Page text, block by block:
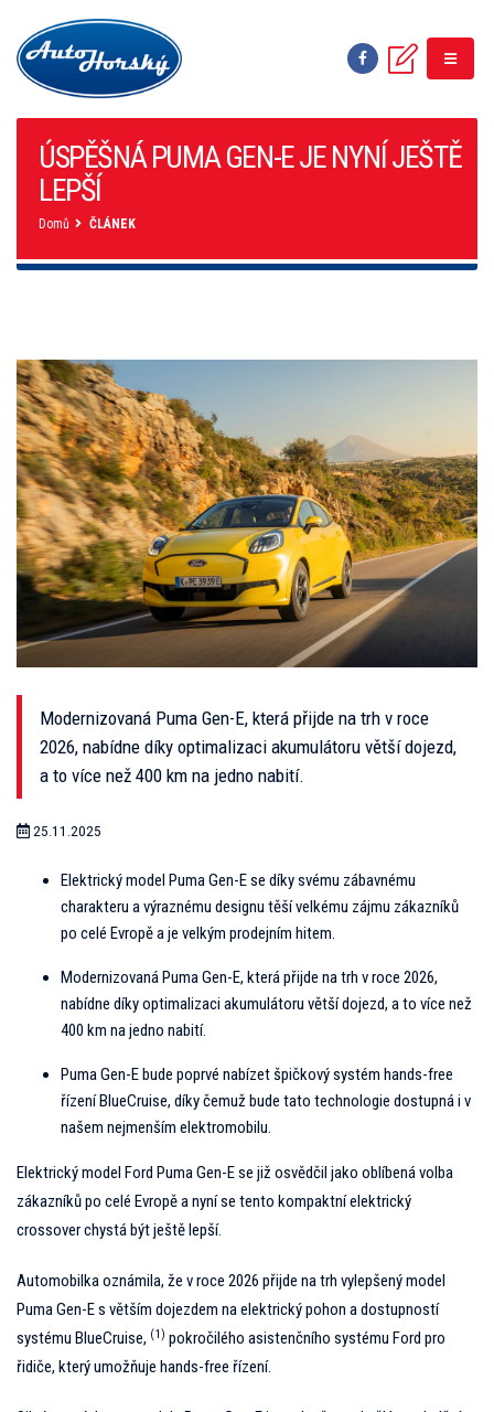
ÚSPĚŠNÁ PUMA GEN-E JE NYNÍ JEŠTĚ
LEPŠÍ
Domů ČLÁNEK
Modernizovaná Puma Gen-E, která přijde na trh v roce
2026, nabídne díky optimalizaci akumulátoru větší dojezd,
a to více než 400 km na jedno nabití.
25.11.2025
Elektrický model Puma Gen-E se díky svému zábavnému
charakteru a výraznému designu těší velkému zájmu zákazníků
po celé Evropě a je velkým prodejním hitem.
Modernizovaná Puma Gen-E, která přijde na trh v roce 2026,
nabídne díky optimalizaci akumulátoru větší dojezd, a to více než
400 km na jedno nabití.
Puma Gen-E bude poprvé nabízet špičkový systém hands-free
řízení BlueCruise, díky čemuž bude tato technologie dostupná i v
našem nejmenším elektromobilu.
Elektrický model Ford Puma Gen-E se již osvědčil jako oblíbená volba
zákazníků po celé Evropě a nyní se tento kompaktní elektrický
crossover chystá být ještě lepší.
Automobilka oznámila, že v roce 2026 přijde na trh vylepšený model
Puma Gen-E s větším dojezdem na elektrický pohon a dostupností
systému BlueCruise, (1) pokročilého asistenčního systému Ford pro
řidiče, který umožňuje hands-free řízení.